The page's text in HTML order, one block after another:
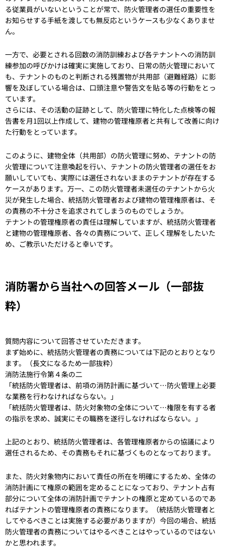
る従業員がいないということが常で、防火管理者の選任の重要性を
お知らせする手紙を渡しても無反応というケースも少なくありませ
ん。
一方で、必要とされる回数の消防訓練および各テナントへの消防訓
練参加の呼びかけは確実に実施しており、日常の防火管理において
も、テナントのものと判断される残置物が共用部（避難経路）に影
響を及ぼしている場合は、口頭注意や警告文を貼る等の行動をとっ
ています。
さらには、その活動の証跡として、防火管理に特化した点検等の報
告書を月1回以上作成して、建物の管理権原者と共有して改善に向け
た行動をとっています。
このように、建物全体（共用部）の防火管理に努め、テナントの防
火管理について注意喚起を行い、テナントの防火管理者の選任をお
願いしていても、実際には選任されないままのテナントが存在する
ケースがあります。万一、この防火管理者未選任のテナントから火
災が発生した場合、統括防火管理者および建物の管理権原者は、そ
の責務の不十分さを追求されてしまうのものでしょうか。
テナントの管理権原者の責任は理解していますが、統括防火管理者
と建物の管理権原者、各々の責務について、正しく理解をしたいた
め、ご教示いただけると幸いです。
消防署から当社への回答メール（一部抜
粋）
質問内容について回答させていただきます。
まず始めに、統括防火管理者の責務については下記のとおりとなり
ます。（長文になるため一部抜粋）
消防法施行令第４条の二
「統括防火管理者は、前項の消防計画に基づいて…防火管理上必要
な業務を行わなければならない。」
「統括防火管理者は、防火対象物の全体について…権限を有する者
の指示を求め、誠実にその職務を遂行しなければならない。」
上記のとおり、統括防火管理者は、各管理権原者からの協議により
選任されるため、その責務もそれに基づくものとなっております。
また、防火対象物内において責任の所在を明確にするため、全体の
消防計画にて権原の範囲を定めることになっており、テナント占有
部分について全体の消防計画でテナントの権原と定めているのであ
ればテナントの管理権原者の責務になります。（統括防火管理者と
してやるべきことは実施する必要がありますが）今回の場合、統括
防火管理者の責務についてはやるべきことはやっているのではない
かと思われます。